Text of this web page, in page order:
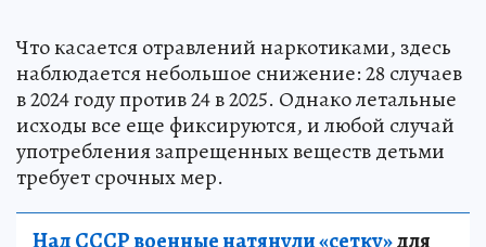
Что касается отравлений наркотиками, здесь
наблюдается небольшое снижение: 28 случаев
в 2024 году против 24 в 2025. Однако летальные
исходы все еще фиксируются, и любой случай
употребления запрещенных веществ детьми
требует срочных мер.
Над СССР военные натянули «сетку»для